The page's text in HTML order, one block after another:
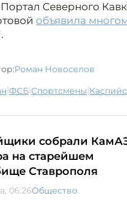
Северного
объявила
Роман Новоселов
| ФСБ| спортсмены|
собрали
на старейшем
Ставрополя
06:26Общество